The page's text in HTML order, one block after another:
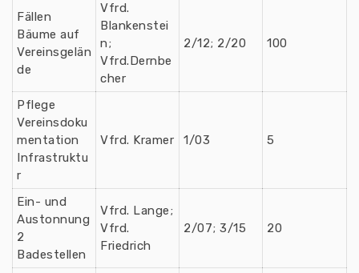
Fällen
Bäume auf
Vereinsgelän
de
Vfrd.
Blankenstei
n;
Vfrd.Dernbe
cher
2/12; 2/20 100
Pflege
Vereinsdoku
mentation
Infrastruktu
r
Vfrd. Kramer 1/03 5
Ein- und
Austonnung
2
Badestellen
Vfrd. Lange;
Vfrd.
Friedrich
2/07; 3/15 20